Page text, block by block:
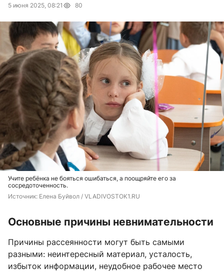
5 июня 2025, 08:21 80
Учите ребёнка не бояться ошибаться, а поощряйте его за
сосредоточенность.
Источник: Елена Буйвол / VLADIVOSTOK1.RU
Основные причины невнимательности
Причины рассеянности могут быть самыми
разными: неинтересный материал, усталость,
избыток информации, неудобное рабочее место